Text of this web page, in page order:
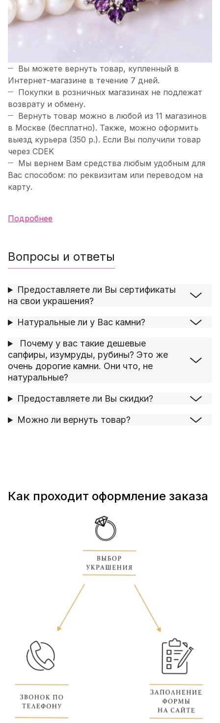
Вы можете вернуть товар, купленный в
Интернет-магазине в течение 7 дней.
Покупки в розничных магазинах не подлежат
возврату и обмену.
Вернуть товар можно в любой из 11 магазинов
в Москве (бесплатно). Также, можно оформить
выезд курьера (350 р.). Если Вы получили товар
через CDEK
Мы вернем Вам средства любым удобным для
Вас способом: по реквизитам или переводом на
карту.
Подробнее
Вопросы и ответы
Предоставляете ли Вы сертификаты
на свои украшения?
Натуральные ли у Вас камни?
Почему у вас такие дешевые
сапфиры, изумруды, рубины? Это же
очень дорогие камни. Они что, не
натуральные?
Предоставляете ли Вы скидки?
Можно ли вернуть товар?
Как проходит оформление заказа